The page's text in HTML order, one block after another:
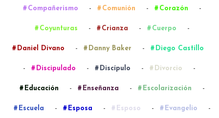
Compañerismo - Comunión - Corazón -
Coyunturas - Crianza - Cuerpo -
Daniel Divano - Danny Baker - Diego Castillo
- Discipulado - Discípulo - Divorcio -
Educación - Enseñanza - Escolarización -
Escuela - Esposa - Esposo - Evangelio -